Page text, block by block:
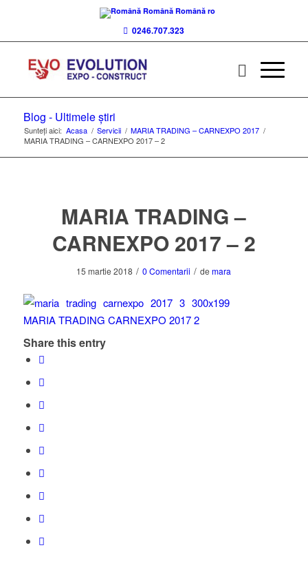
Română Română ro
0246.707.323
Blog - Ultimele știri
Sunteți aici: Acasa / Servicii / MARIA TRADING – CARNEXPO 2017 /
MARIA TRADING – CARNEXPO 2017 – 2
MARIA TRADING –
CARNEXPO 2017 – 2
15 martie 2018 / 0 Comentarii / demara
Share this entry